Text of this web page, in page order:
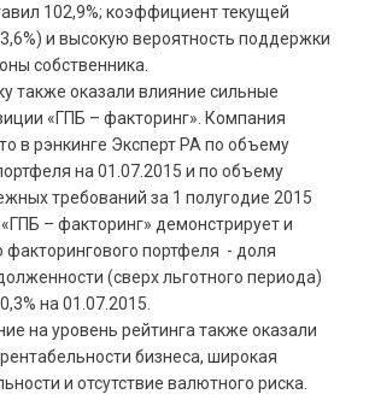
102,9%; коэффициент текущей
и высокую вероятность поддержки
собственника.
также оказали влияние сильные
«ГПБ – факторинг». Компания
в рэнкинге Эксперт РА по объему
на 01.07.2015 и по объему
требований за 1 полугодие 2015
– факторинг» демонстрирует и
факторингового портфеля - доля
(сверх льготного периода)
на 01.07.2015.
на уровень рейтинга также оказали
бизнеса, широкая
и отсутствие валютного риска.